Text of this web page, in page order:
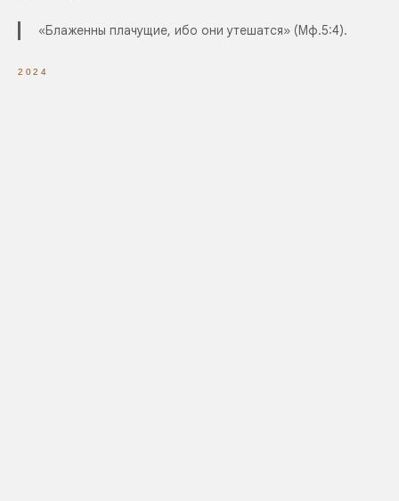
«Блаженны плачущие, ибо они утешатся» (Мф.5:4).
2024